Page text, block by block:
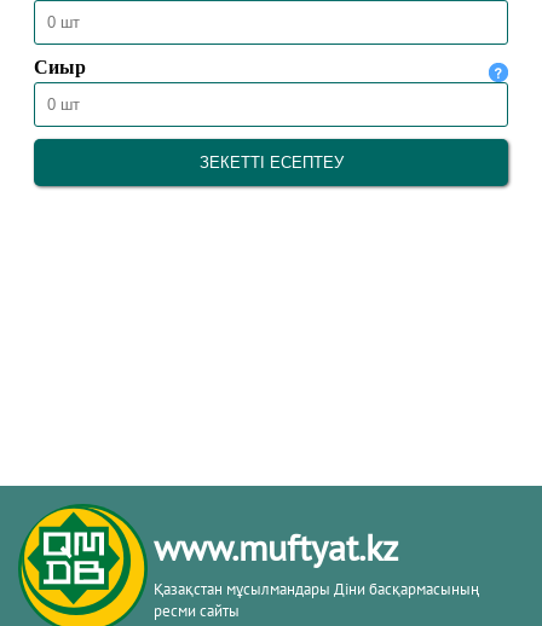
www.muftyat.kz
Қазақстан мұсылмандары Діни басқармасының
ресми сайты